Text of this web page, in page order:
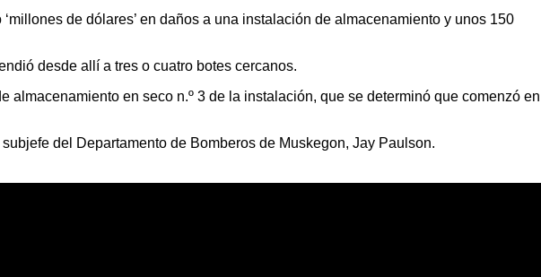
de dólares’ en daños a una instalación de almacenamiento y unos 150
desde allí a tres o cuatro botes cercanos.
en seco n.º 3 de la instalación, que se determinó que comenzó en
del Departamento de Bomberos de Muskegon, Jay Paulson.